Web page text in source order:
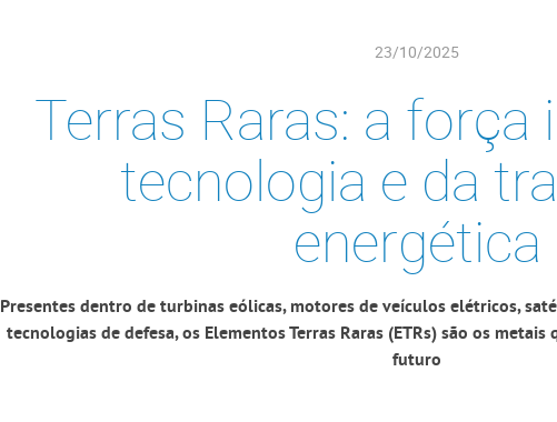
23/10/2025
Terras Raras: a força
tecnologia e da
energética
Presentes dentro de turbinas eólicas, motores de veículos elétricos,
tecnologias de defesa, os Elementos Terras Raras (ETRs) são os
futuro